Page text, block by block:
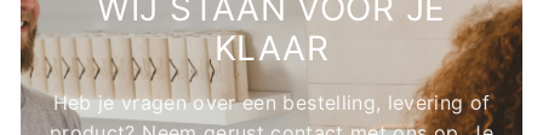
KLAAR
Heb je vragen over een bestelling, levering of